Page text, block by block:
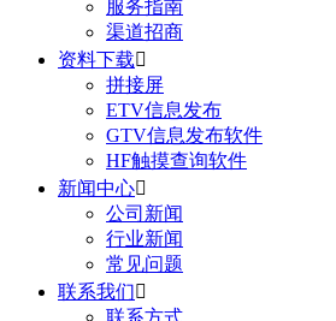
服务指南
渠道招商
资料下载
拼接屏
ETV信息发布
GTV信息发布软件
HF触摸查询软件
新闻中心
公司新闻
行业新闻
常见问题
联系我们